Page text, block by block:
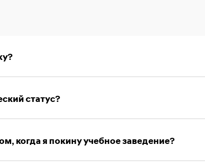
статус?
когда я покину учебное заведение?